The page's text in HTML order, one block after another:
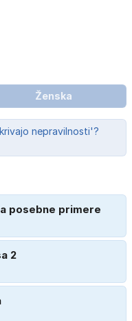
Ženska
nepravilnosti'?
posebne primere
2